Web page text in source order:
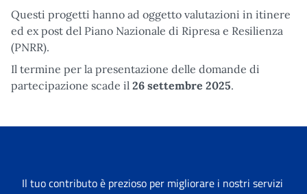
Questi progetti hanno ad oggetto valutazioni in itinere
ed ex post del Piano Nazionale di Ripresa e Resilienza
(PNRR).
Il termine per la presentazione delle domande di
partecipazione scade il 26 settembre 2025.
Il tuo contributo è prezioso per migliorare i nostri servizi